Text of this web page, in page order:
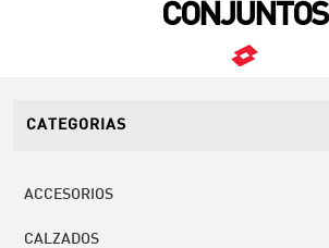
CONJUNTOS
CATEGORIAS
ACCESORIOS
CALZADOS